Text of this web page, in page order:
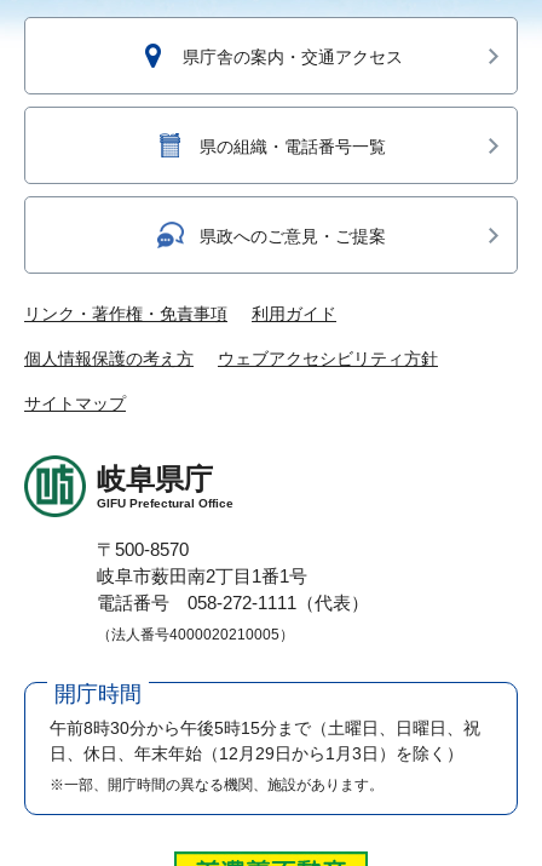
県庁舎の案内・交通アクセス
県の組織・電話番号一覧
県政へのご意見・ご提案
リンク・著作権・免責事項 利用ガイド
個人情報保護の考え方 ウェブアクセシビリティ方針
サイトマップ
岐阜県庁
GIFU Prefectural Office
〒500-8570
岐阜市薮田南2丁目1番1号
電話番号 058-272-1111（代表）
（法人番号4000020210005）
開庁時間
午前8時30分から午後5時15分まで （土曜日、日曜日、祝
日、休日、年末年始（12月29日から1月3日）を除く）
※一部、開庁時間の異なる機関、施設があります。